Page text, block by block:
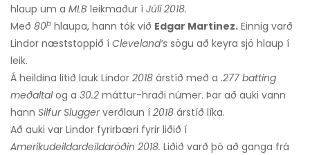
hlaup um a MLB leikmaður í Júlí 2018.
Með 80þ hlaupa, hann tók við Edgar Martinez. Einnig varð
Lindor næststoppið í Cleveland’s sögu að keyra sjö hlaup í
leik.
Á heildina litið lauk Lindor 2018 árstíð með a .277 batting
meðaltalog a 30.2 máttur-hraði númer. Þar að auki vann
hann Silfur Sluggerverðlaun í 2018 árstíð líka.
Að auki var Lindor fyrirbæri fyrir liðið í
Ameríkudeildardeildaröðin 2018. Liðið varð þó að ganga frá